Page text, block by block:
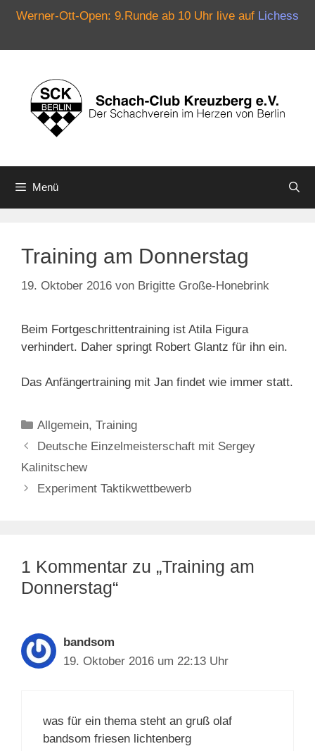
Werner-Ott-Open: 9.Runde ab 10 Uhr live auf Lichess
springen
Menü
Training am Donnerstag
19. Oktober 2016 von Brigitte Große-Honebrink
Beim Fortgeschrittentraining ist Atila Figura
verhindert. Daher springt Robert Glantz für ihn ein.
Das Anfängertraining mit Jan findet wie immer statt.
Kategorien
Allgemein,Training
Deutsche Einzelmeisterschaft mit Sergey
Kalinitschew
Experiment Taktikwettbewerb
1 Kommentar zu „Training am
Donnerstag“
bandsom
19. Oktober 2016 um 22:13 Uhr
was für ein thema steht an gruß olaf
bandsom friesen lichtenberg